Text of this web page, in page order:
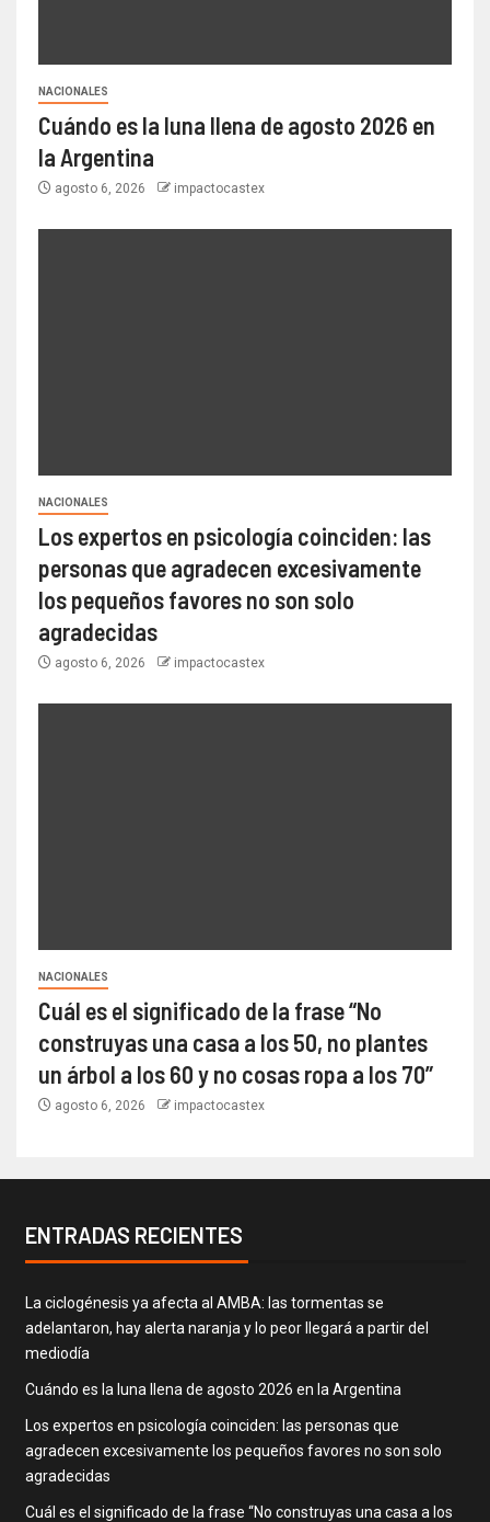
NACIONALES
Cuándo es la luna llena de agosto 2026 en
la Argentina
agosto 6, 2026 impactocastex
NACIONALES
Los expertos en psicología coinciden: las
personas que agradecen excesivamente
los pequeños favores no son solo
agradecidas
agosto 6, 2026 impactocastex
NACIONALES
Cuál es el significado de la frase “No
construyas una casa a los 50, no plantes
un árbol a los 60 y no cosas ropa a los 70”
agosto 6, 2026 impactocastex
ENTRADAS RECIENTES
La ciclogénesis ya afecta al AMBA: las tormentas se
adelantaron, hay alerta naranja y lo peor llegará a partir del
mediodía
Cuándo es la luna llena de agosto 2026 en la Argentina
Los expertos en psicología coinciden: las personas que
agradecen excesivamente los pequeños favores no son solo
agradecidas
Cuál es el significado de la frase “No construyas una casa a los